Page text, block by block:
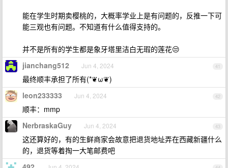
能在学生时期卖樱桃的，大概率学业上是有问题的，反推一下可
能三观也有问题。不知道有什么值得支持的。
并不是所有的学生都是象牙塔里洁白无瑕的莲花😒
41
jianchang512 Jun 4, 2024
最终顺丰承担了所有(*❦ω❦)
42
leon233333 Jun 4, 2024
顺丰：mmp
43
NerbraskaGuy Jun 4, 2024
这还算好的，有的生鲜商家会故意把退货地址弄在西藏新疆什么
的，退货等着掏一大笔邮费吧